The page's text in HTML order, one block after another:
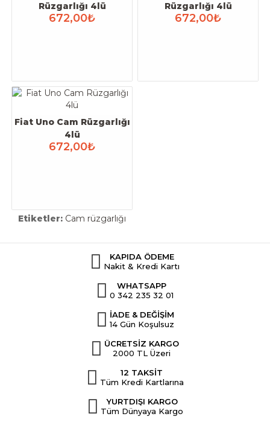
Rüzgarlığı 4lü
672,00₺
Rüzgarlığı 4lü
672,00₺
Fiat Uno Cam Rüzgarlığı
4lü
672,00₺
Etiketler: Cam rüzgarlığı
KAPIDA ÖDEME
Nakit & Kredi Kartı
WHATSAPP
0 342 235 32 01
İADE & DEĞİŞİM
14 Gün Koşulsuz
ÜCRETSİZ KARGO
2000 TL Üzeri
12 TAKSİT
Tüm Kredi Kartlarına
YURTDIŞI KARGO
Tüm Dünyaya Kargo